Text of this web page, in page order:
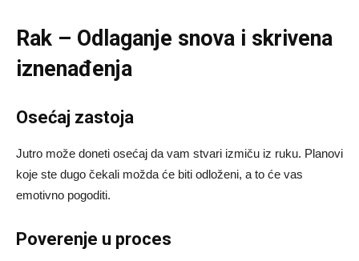
Rak – Odlaganje snova i skrivena
iznenađenja
Osećaj zastoja
Jutro može doneti osećaj da vam stvari izmiču iz ruku. Planovi
koje ste dugo čekali možda će biti odloženi, a to će vas
emotivno pogoditi.
Poverenje u proces